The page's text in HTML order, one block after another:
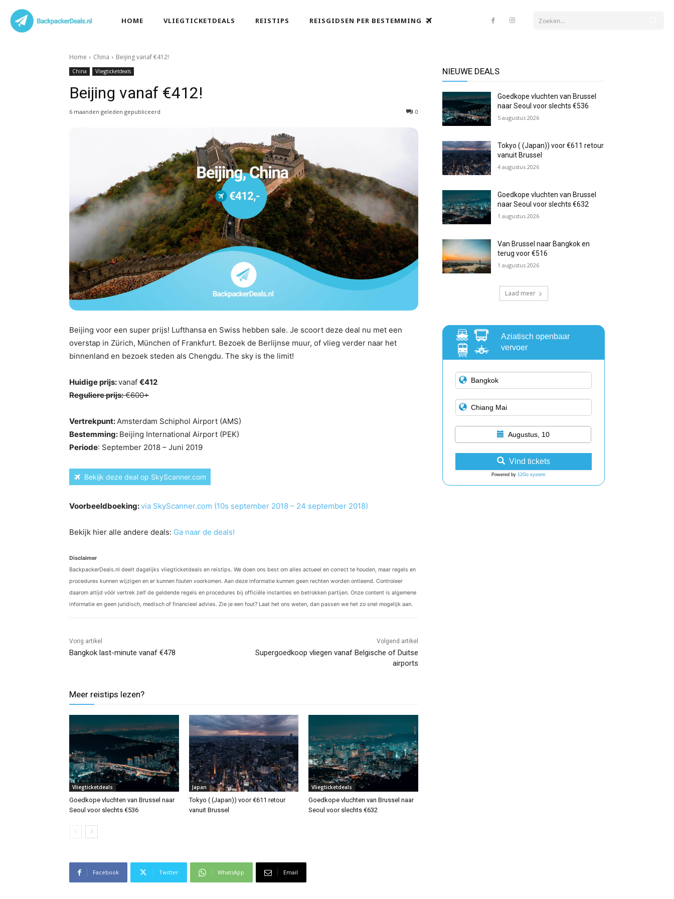
HOME VLIEGTICKETDEALS REISTIPS REISGIDSEN PER BESTEMMING Zoeken...
Home China Beijing vanaf €412!
China Vliegticketdeals
Beijing vanaf €412!
6 maanden geleden gepubliceerd 0
Beijing voor een super prijs! Lufthansa en Swiss hebben sale. Je scoort deze deal nu met een
overstap in Zürich, München of Frankfurt. Bezoek de Berlijnse muur, of vlieg verder naar het
binnenland en bezoek steden als Chengdu. The sky is the limit!
Huidige prijs:vanaf €412
Reguliere prijs:€600+
Vertrekpunt:Amsterdam Schiphol Airport (AMS)
Bestemming: Beijing International Airport (PEK)
Periode: September 2018 – Juni 2019
Bekijk deze deal op SkyScanner.com
Voorbeeldboeking:via SkyScanner.com (10s september 2018 – 24 september 2018)
Bekijk hier alle andere deals: Ga naar de deals!
Disclaimer
BackpackerDeals.nl deelt dagelijks vliegticketdeals en reistips. We doen ons best om alles actueel en correct te houden, maar regels en
procedures kunnen wijzigen en er kunnen fouten voorkomen. Aan deze informatie kunnen geen rechten worden ontleend. Controleer
daarom altijd vóór vertrek zelf de geldende regels en procedures bij officiële instanties en betrokken partijen. Onze content is algemene
informatie en geen juridisch, medisch of financieel advies. Zie je een fout? Laat het ons weten, dan passen we het zo snel mogelijk aan.
Vorig artikel
Bangkok last-minute vanaf €478
Volgend artikel
Supergoedkoop vliegen vanaf Belgische of Duitse
airports
Meer reistips lezen?
Vliegticketdeals
Goedkope vluchten van Brussel naar
Seoul voor slechts €536
Japan
Tokyo ( (Japan)) voor €611 retour
vanuit Brussel
Vliegticketdeals
Goedkope vluchten van Brussel naar
Seoul voor slechts €632
Facebook Twitter WhatsApp Email
NIEUWE DEALS
Goedkope vluchten van Brussel
naar Seoul voor slechts €536
5 augustus 2026
Tokyo ( (Japan)) voor €611 retour
vanuit Brussel
4 augustus 2026
Goedkope vluchten van Brussel
naar Seoul voor slechts €632
1 augustus 2026
Van Brussel naar Bangkok en
terug voor €516
1 augustus 2026
Laad meer
Aziatisch openbaar
vervoer
Augustus, 10
Vind tickets
Powered by 12Go system